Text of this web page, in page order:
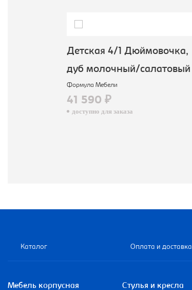
Детская 4/1 Дюймовочка,
дуб молочный/салатовый
Формула Мебели
41 590 ₽
доступно для заказа
Каталог Оплата и доставка
Мебель корпусная Стулья и кресла